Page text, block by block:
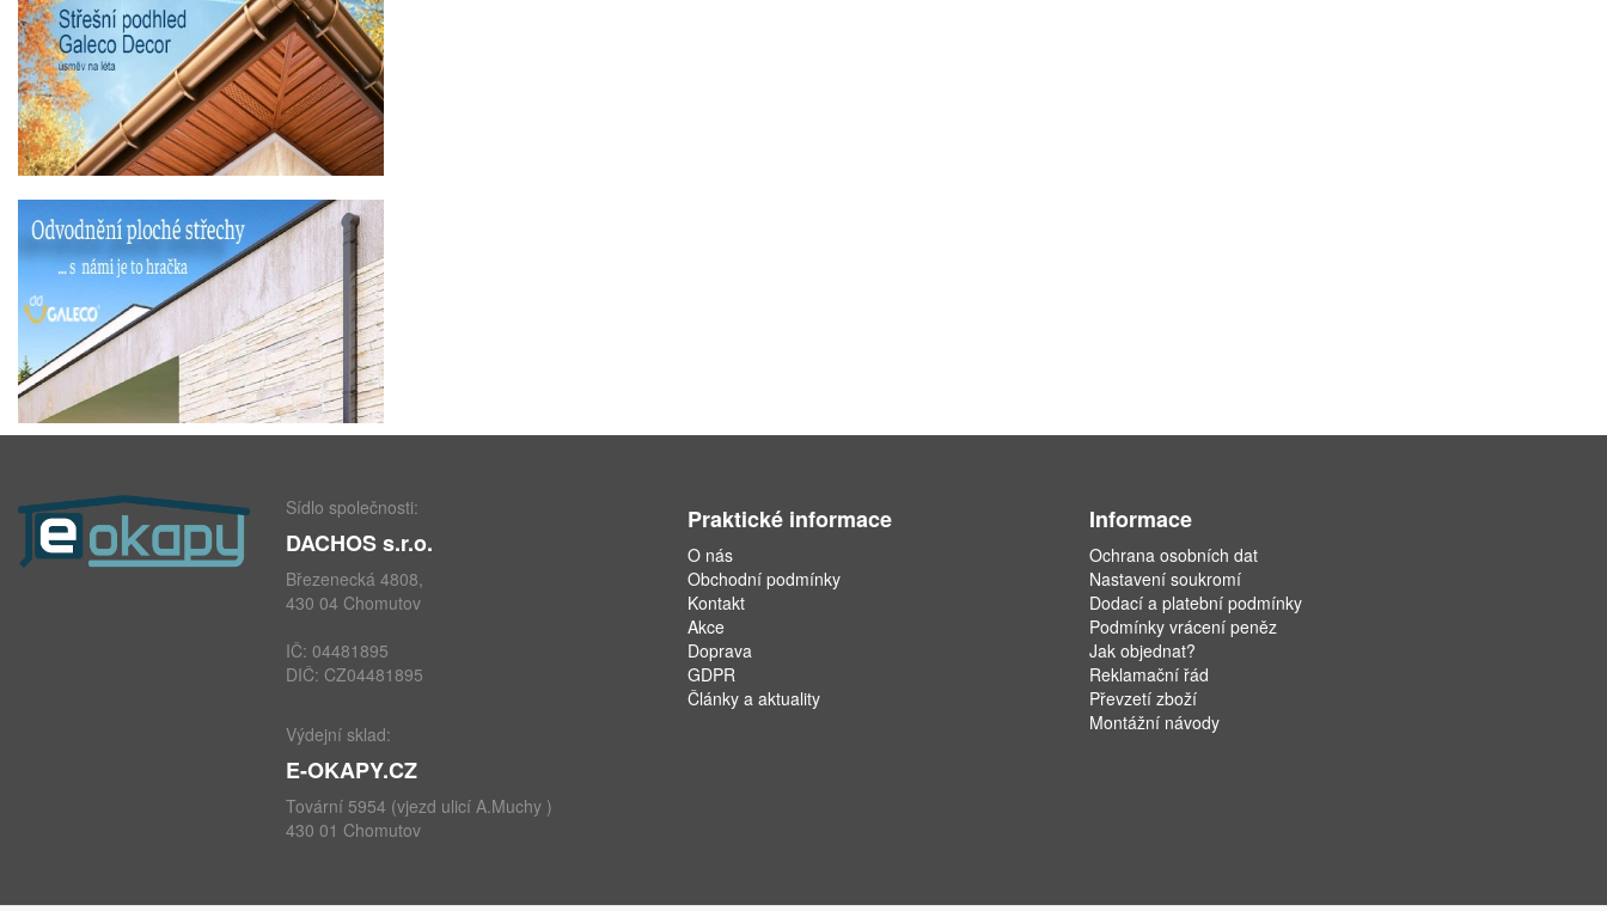
Sídlo společnosti:
DACHOS s.r.o.
Březenecká 4808,
430 04 Chomutov
IČ: 04481895
DIČ: CZ04481895
Výdejní sklad:
E-OKAPY.CZ
Tovární 5954 (vjezd ulicí A.Muchy )
430 01 Chomutov
Praktické informace
O nás
Obchodní podmínky
Kontakt
Akce
Doprava
GDPR
Články a aktuality
Informace
Ochrana osobních dat
Nastavení soukromí
Dodací a platební podmínky
Podmínky vrácení peněz
Jak objednat?
Reklamační řád
Převzetí zboží
Montážní návody